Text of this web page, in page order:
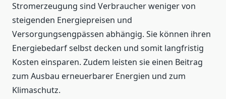
Stromerzeugung sind Verbraucher weniger von
steigenden Energiepreisen und
Versorgungsengpässen abhängig. Sie können ihren
Energiebedarf selbst decken und somit langfristig
Kosten einsparen. Zudem leisten sie einen Beitrag
zum Ausbau erneuerbarer Energien und zum
Klimaschutz.